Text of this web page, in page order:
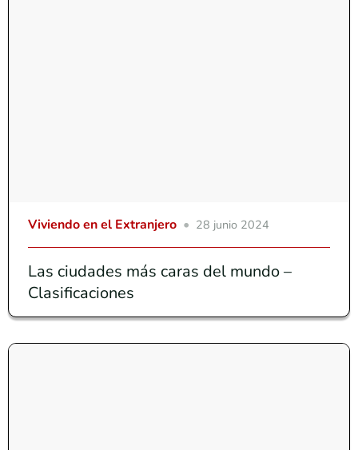
Viviendo en el Extranjero 28 junio 2024
Las ciudades más caras del mundo –
Clasificaciones